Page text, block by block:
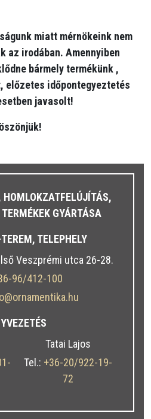
miatt mérnökeink nem
az irodában. Amennyiben
bármely termékünk ,
előzetes időpontegyeztetés
javasolt!
HOMLOKZATFELÚJÍTÁS,
GYÁRTÁSA
TELEPHELY
Veszprémi utca 26-28.
96/412-100
Tatai Lajos
Tel.: +36-20/922-19-
72